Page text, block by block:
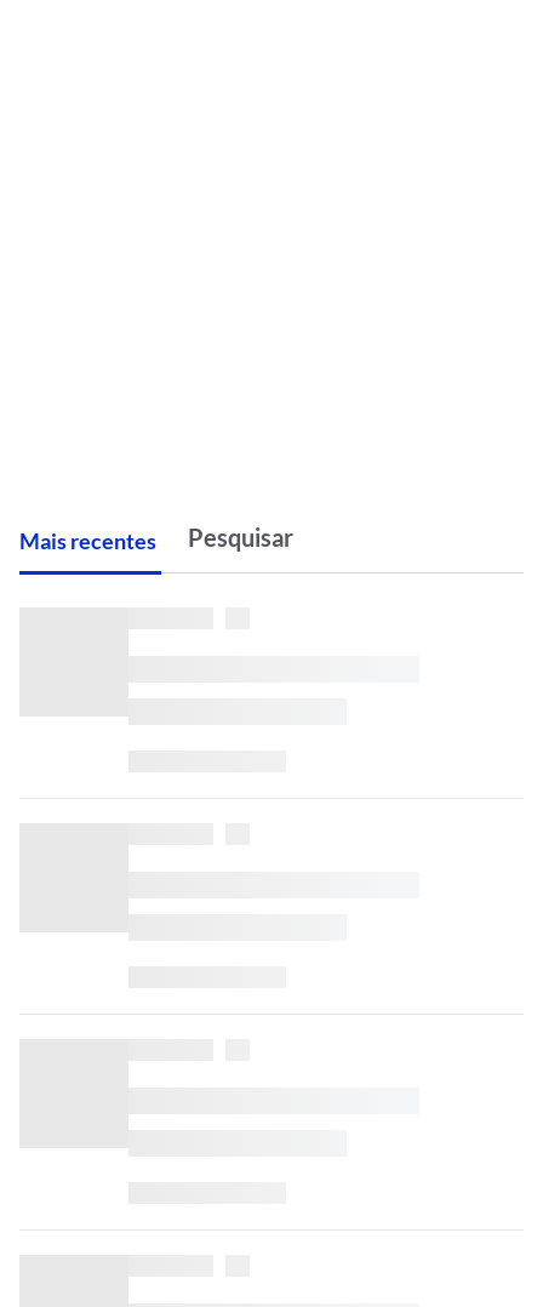
Mais recentes